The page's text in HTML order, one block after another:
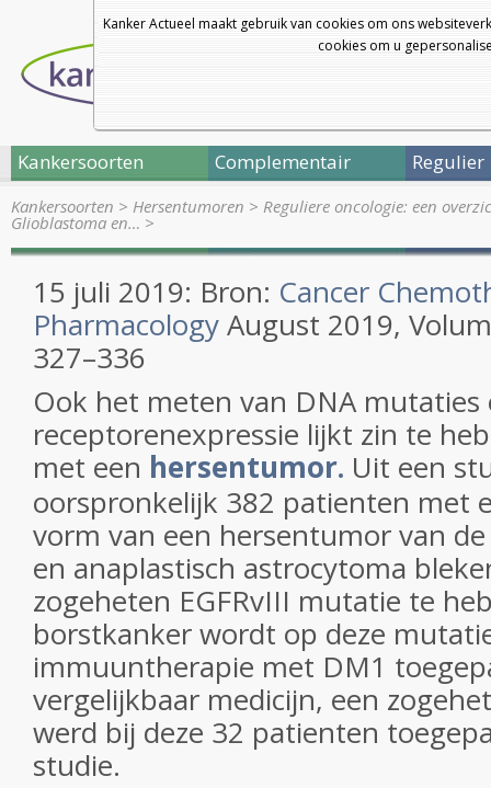
Kanker Actueel maakt gebruik van cookies om ons
cookies om u
Kankersoorten Complementair Regulier
Kankersoorten > Hersentumoren > Reguliere oncologie: een
Glioblastoma en… >
15 juli 2019: Bron: Cancer
PharmacologyAugust 2019,
327–336
Ook het meten van DNA mutaties
receptorenexpressie lijkt zin te
met een hersentumor. Uit een
oorspronkelijk 382 patienten met
vorm van een hersentumor van
en anaplastisch astrocytoma
zogeheten EGFRvIII mutatie te
borstkanker wordt op deze
immuuntherapie met DM1
vergelijkbaar medicijn, een
werd bij deze 32 patienten
studie.